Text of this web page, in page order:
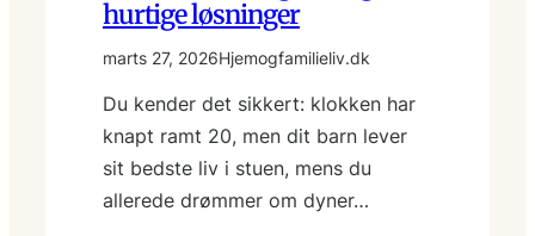
hurtige løsninger
marts 27, 2026Hjemogfamilieliv.dk
Du kender det sikkert: klokken har
knapt ramt 20, men dit barn lever
sit bedste liv i stuen, mens du
allerede drømmer om dyner…